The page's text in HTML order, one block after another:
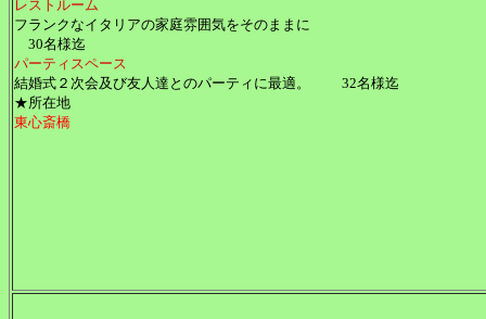
レストルーム
フランクなイタリアの家庭雰囲気をそのままに
30名様迄
パーティスペース
結婚式２次会及び友人達とのパーティに最適。 32名様迄
★所在地
東心斎橋